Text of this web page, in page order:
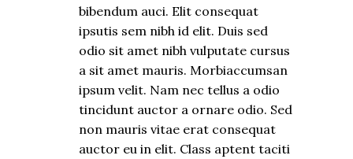
bibendum auci. Elit consequat
ipsutis sem nibh id elit. Duis sed
odio sit amet nibh vulputate cursus
a sit amet mauris. Morbiaccumsan
ipsum velit. Nam nec tellus a odio
tincidunt auctor a ornare odio. Sed
non mauris vitae erat consequat
auctor eu in elit. Class aptent taciti